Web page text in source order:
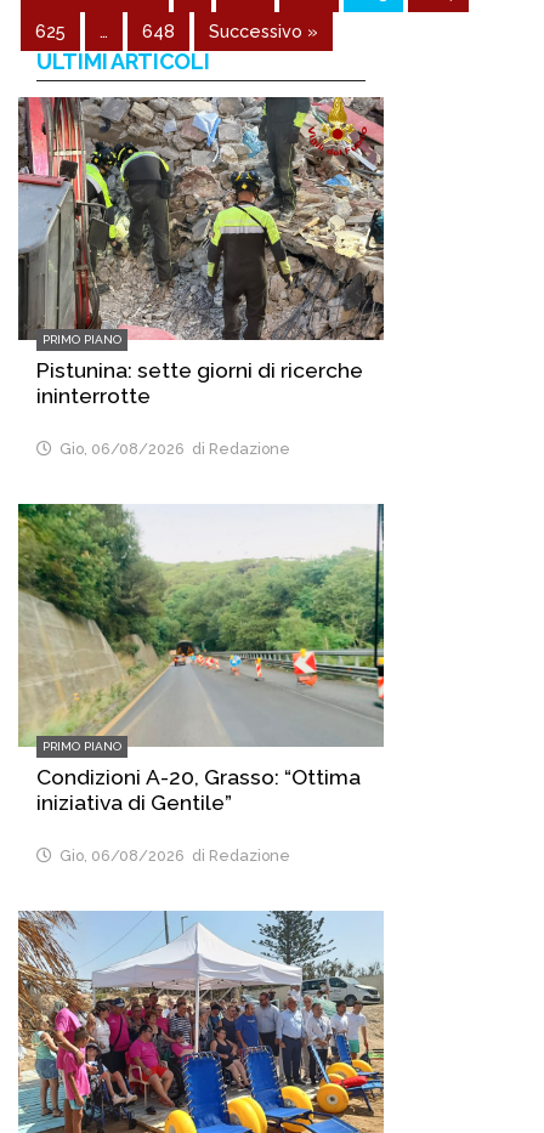
admin@admin.com 3 days fa
625
… 648 Successivo »
ULTIMI ARTICOLI
PRIMO PIANO
Pistunina: sette giorni di ricerche
ininterrotte
Gio, 06/08/2026 di Redazione
PRIMO PIANO
Condizioni A-20, Grasso: “Ottima
iniziativa di Gentile”
Gio, 06/08/2026 di Redazione